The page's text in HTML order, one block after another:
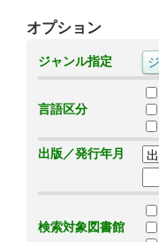
オプション
ジャンル指定
言語区分
出版／発行年月
検索対象図書館